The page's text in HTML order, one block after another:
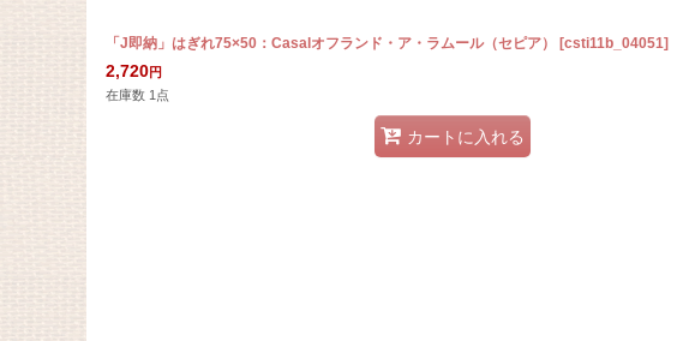
「J即納」はぎれ75×50：Casalオフランド・ア・ラムール（セピア） [csti11b_04051]
2,720円
在庫数 1点
カートに入れる